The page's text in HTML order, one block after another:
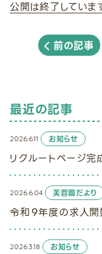
公開は終了していま
前の記事
最近の記事
2026.6.11 お知らせ
リクルートページ完
2026.6.04 芙蓉園だより
令和９年度の求人開
2026.3.18 お知らせ